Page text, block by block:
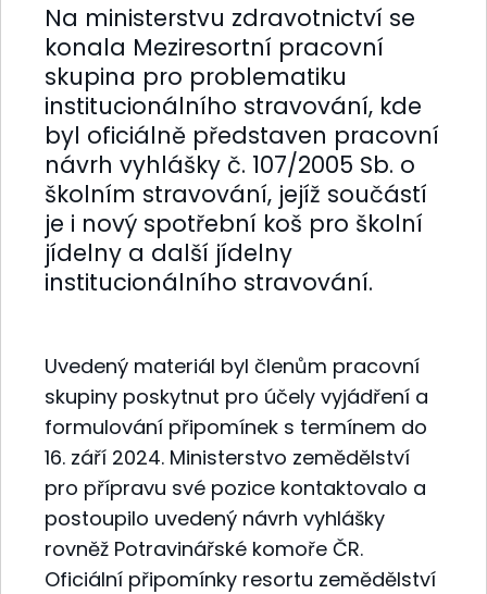
Na ministerstvu zdravotnictví se
konala Meziresortní pracovní
skupina pro problematiku
institucionálního stravování, kde
byl oficiálně představen pracovní
návrh vyhlášky č. 107/2005 Sb. o
školním stravování, jejíž součástí
je i nový spotřební koš pro školní
jídelny a další jídelny
institucionálního stravování.
Uvedený materiál byl členům pracovní
skupiny poskytnut pro účely vyjádření a
formulování připomínek s termínem do
16. září 2024. Ministerstvo zemědělství
pro přípravu své pozice kontaktovalo a
postoupilo uvedený návrh vyhlášky
rovněž Potravinářské komoře ČR.
Oficiální připomínky resortu zemědělství